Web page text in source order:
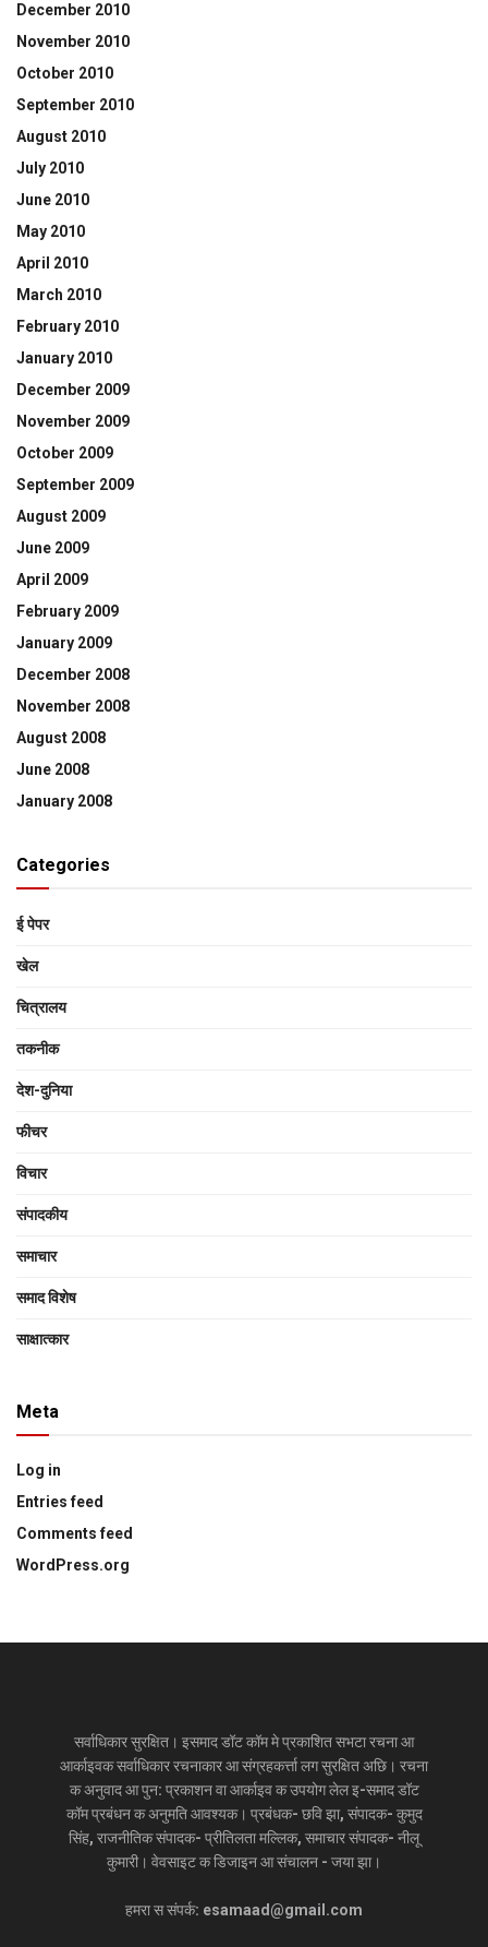
December 2010
November 2010
October 2010
September 2010
August 2010
July 2010
June 2010
May 2010
April 2010
March 2010
February 2010
January 2010
December 2009
November 2009
October 2009
September 2009
August 2009
June 2009
April 2009
February 2009
January 2009
December 2008
November 2008
August 2008
June 2008
January 2008
Categories
ई पेपर
खेल
चित्रालय
तकनीक
देश-दुनिया
फीचर
विचार
संपादकीय
समाचार
समाद विशेष
साक्षात्‍कार
Meta
Log in
Entries feed
Comments feed
WordPress.org
सर्वाधिकार सुरक्षित। इसमाद डॉट कॉम मे प्रकाशित सभटा रचना आ
आर्काइवक सर्वाधिकार रचनाकार आ संग्रहकर्त्ता लग सुरक्षित अछि। रचना
क अनुवाद आ पुन: प्रकाशन वा आर्काइव क उपयोग लेल इ-समाद डॉट
कॉम प्रबंधन क अनुमति आवश्यक। प्रबंधक- छवि झा, संपादक- कुमुद
सिंह, राजनीतिक संपादक- प्रीतिलता मल्लिक, समाचार संपादक- नीलू
कुमारी। वेवसाइट क डिजाइन आ संचालन - जया झा।
हमरा स संपर्क: esamaad@gmail.com